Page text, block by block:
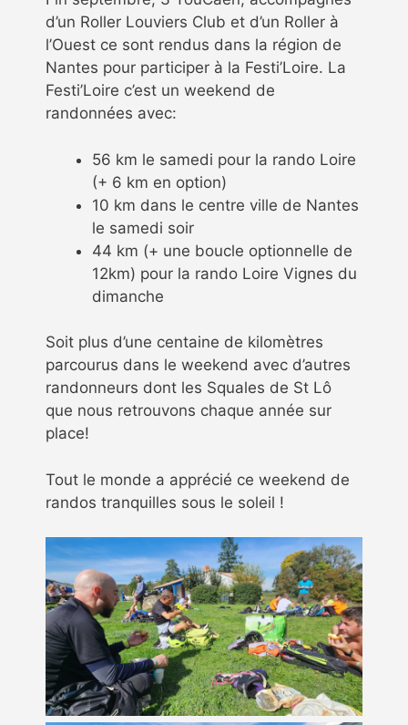
d’un Roller Louviers Club et d’un Roller à
l’Ouest ce sont rendus dans la région de
Nantes pour participer à la Festi’Loire. La
Festi’Loire c’est un weekend de
randonnées avec:
56 km le samedi pour la rando Loire
(+ 6 km en option)
10 km dans le centre ville de Nantes
le samedi soir
44 km (+ une boucle optionnelle de
12km) pour la rando Loire Vignes du
dimanche
Soit plus d’une centaine de kilomètres
parcourus dans le weekend avec d’autres
randonneurs dont les Squales de St Lô
que nous retrouvons chaque année sur
place!
Tout le monde a apprécié ce weekend de
randos tranquilles sous le soleil !